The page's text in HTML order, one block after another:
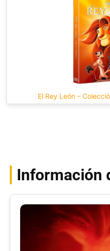
El Rey León –
Información